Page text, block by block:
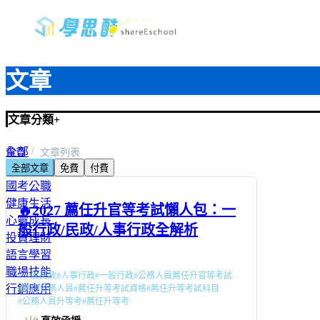
文章
文章分類+
全部
教師資格考＆甄試
國考公職
健康生活
心靈成長
投資理財
語言學習
職場技能
行銷應用
首頁
文章列表
全部文章
免費 付費
🔥2027 薦任升官等考試懶人包：一
般行政/民政/人事行政全解析
#一般民政#人事行政#一般行政#公務人員薦任升官等考試
#薦任公務人員#薦任升等考試資格#薦任升等考試科目
#公務人員升等考#薦任升等考